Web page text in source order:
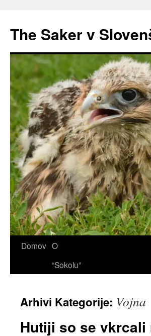
vsebino
The Saker v
Domov O
“Sokolu”
Arhivi Kategorije: Vojna
Hutiji so se